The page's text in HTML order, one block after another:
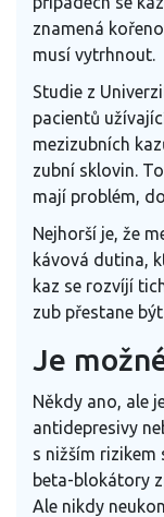
znamená
musí vytrhnout.
Studie z
pacientů
mezizubních
zubní sklovin.
mají problém,
Nejhorší je, že
kávová dutina,
kaz se rozvíjí
zub přestane
Je
Někdy ano, ale
antidepresivy
s nižším rizikem
beta-blokátory
Ale nikdy